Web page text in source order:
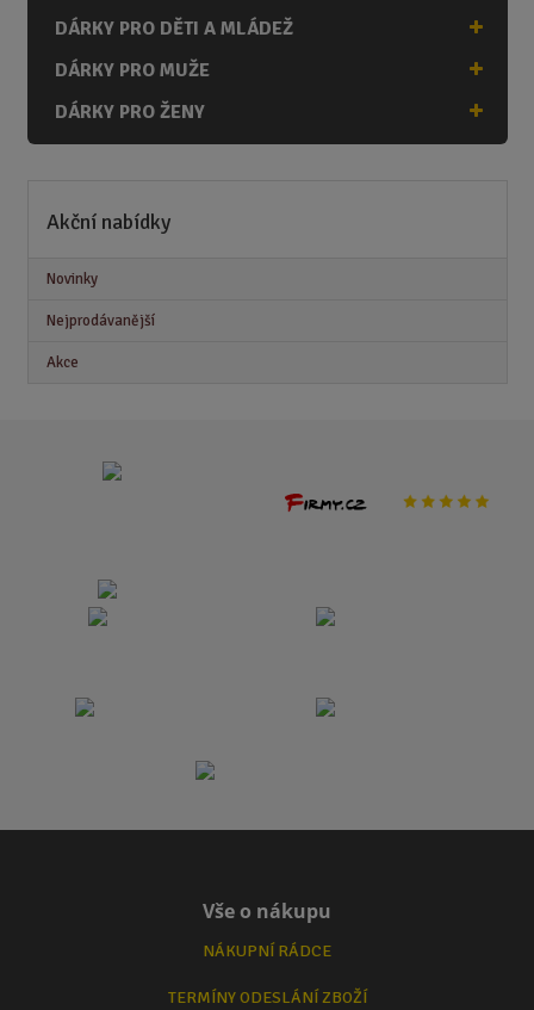
DÁRKY PRO DĚTI A MLÁDEŽ
DÁRKY PRO MUŽE
DÁRKY PRO ŽENY
Akční nabídky
Novinky
Nejprodávanější
Akce
Vše o nákupu
NÁKUPNÍ RÁDCE
TERMÍNY ODESLÁNÍ ZBOŽÍ